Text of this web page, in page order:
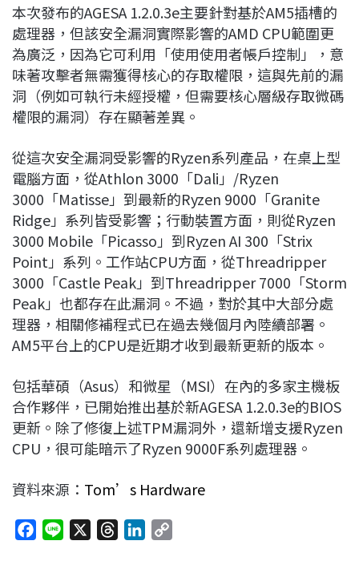
本次發布的AGESA 1.2.0.3e主要針對基於AM5插槽的
處理器，但該安全漏洞實際影響的AMD CPU範圍更
為廣泛，因為它可利用「使用使用者帳戶控制」，意
味著攻擊者無需獲得核心的存取權限，這與先前的漏
洞（例如可執行未經授權，但需要核心層級存取微碼
權限的漏洞）存在顯著差異。
從這次安全漏洞受影響的Ryzen系列產品，在桌上型
電腦方面，從Athlon 3000「Dali」/Ryzen
3000「Matisse」到最新的Ryzen 9000「Granite
Ridge」系列皆受影響；行動裝置方面，則從Ryzen
3000 Mobile「Picasso」到Ryzen AI 300「Strix
Point」系列。工作站CPU方面，從Threadripper
3000「Castle Peak」到Threadripper 7000「Storm
Peak」也都存在此漏洞。不過，對於其中大部分處
理器，相關修補程式已在過去幾個月內陸續部署。
AM5平台上的CPU是近期才收到最新更新的版本。
包括華碩（Asus）和微星（MSI）在內的多家主機板
合作夥伴，已開始推出基於新AGESA 1.2.0.3e的BIOS
更新。除了修復上述TPM漏洞外，還新增支援Ryzen
CPU，很可能暗示了Ryzen 9000F系列處理器。
資料來源： Tom’s Hardware